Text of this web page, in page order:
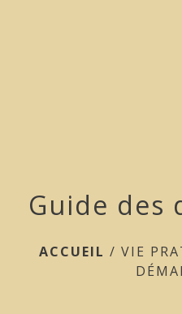
Guide des
ACCUEIL / VIE